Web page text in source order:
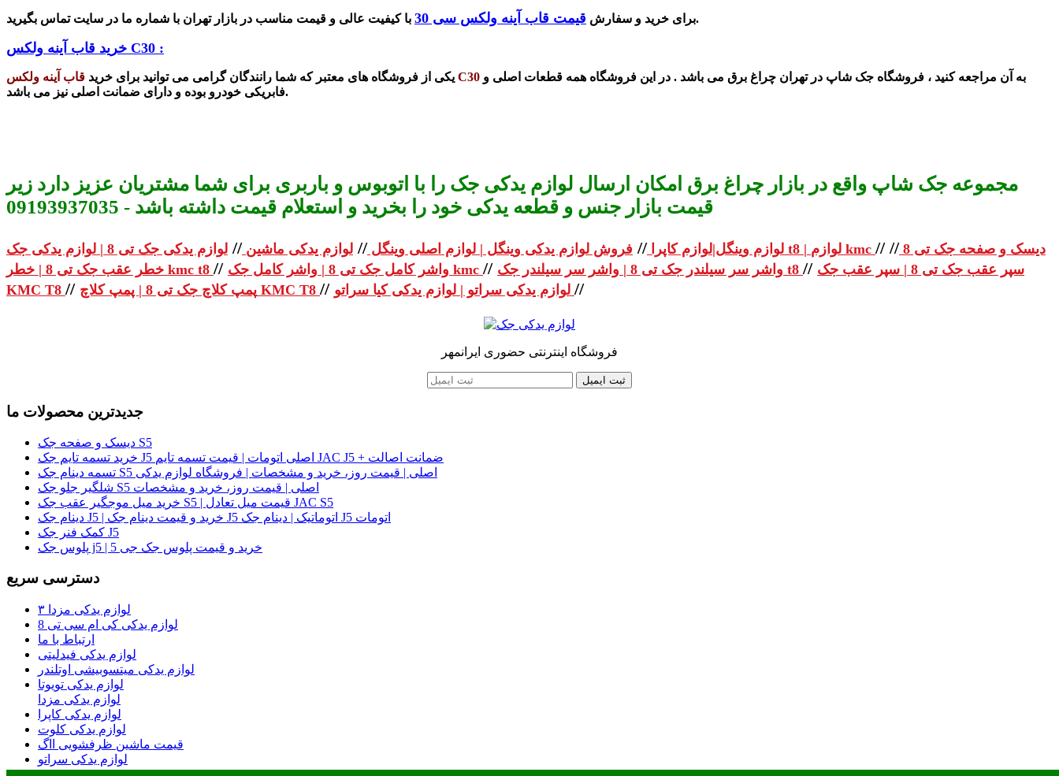
برای خرید و سفار ش قیمت قاب آینه ولکس سی 30 با کیفیت عالی و قیمت مناسب در بازار تهران با شماره ما در سایت تماس بگیرید.
خرید قاب آینه ولکس C30 :
یکی از فروشگاه های معتبر که شما رانندگان گرامی می توانید برای خرید قاب آینه ولکس C30 به آن مراجعه کنید ، فروشگاه جک شاپ در تهران چراغ برق می باشد . در این فروشگاه همه قطعات اصلی و
فابریکی خودرو بوده و دارای ضمانت اصلی نیز می باشد.
مجموعه جک شاپ واقع در بازار چراغ برق امکان ارسال لوازم یدکی جک را با اتوبوس و باربری برای شما مشتریان عزیز دارد زیر
قیمت بازار جنس و قطعه یدکی خود را بخرید و استعلام قیمت داشته باشد - 09193937035
لوازم وینگل|لوازم کاپرا // فروش لوازم یدکی وینگل | لوازم اصلی وینگل // لوازم یدکی ماشین // لوازم یدکی جک تی 8 | لوازم یدکی جک t8 | لوازم kmc // دیسک و صفحه جک تی 8 //
خطر عقب جک تی 8 | خطر kmc t8 // واشر کامل جک تی 8 | واشر کامل جک kmc // واشر سر سیلندر جک تی 8 | واشر سر سیلندر جک t8 // سپر عقب جک تی 8 | سپر عقب جک
KMC T8 // پمپ کلاچ جک تی 8 | پمپ کلاچ KMC T8 // //
فروشگاه اینترنتی حضوری ایرانمهر
ثبت ایمیل
جدیدترین محصولات ما
دیسک و صفحه جک S5
خرید تسمه تایم جک J5 اصلی اتومات | قیمت تسمه تایم JAC J5 + ضمانت اصالت
تسمه دینام جک S5 اصلی | قیمت روز، خرید و مشخصات | فروشگاه لوازم یدکی
شلگیر جلو جک S5 اصلی | قیمت روز، خرید و مشخصات
خرید میل موجگیر عقب جک S5 | قیمت میل تعادل JAC S5
دینام جک J5 | خرید و قیمت دینام جک J5 اتوماتیک | دینام جک J5 اتومات
کمک فنر جک J5
پلوس جک j5 | خرید و قیمت پلوس جک جی 5
دسترسی سریع
لوازم یدکی مزدا ۳
لوازم یدکی کی ام سی تی 8
ارتباط با ما
لوازم یدکی فیدلیتی
لوازم یدکی میتسوبیشی اوتلندر
لوازم یدکی تویوتا
لوازم یدکی مزدا
لوازم یدکی کاپرا
لوازم یدکی کلوت
قیمت ماشین ظرفشویی ااگ
لوازم یدکی سراتو